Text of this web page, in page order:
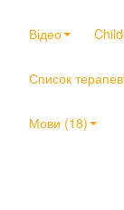
Відео
Список
Мови (18)